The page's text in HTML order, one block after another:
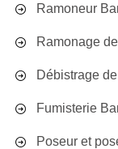
Ramoneur
Ramonage
Débistrage
Fumisterie
Poseur et